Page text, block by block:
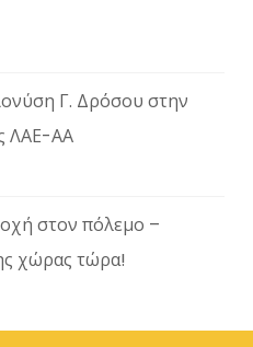
Γ. Δρόσου στην
ΛΑΕ-ΑΑ
στον πόλεμο –
χώρας τώρα!